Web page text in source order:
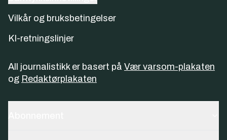
Vilkår og bruksbetingelser
KI-retningslinjer
All journalistikk er basert på Vær varsom-plakaten
og Redaktørplakaten